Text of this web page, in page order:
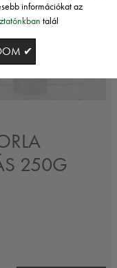
250G
információkat az
talál
✔